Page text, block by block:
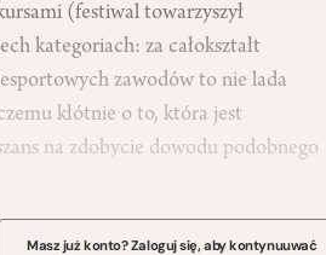
(festiwal towarzyszył
kategoriach: za całokształt
zawodów to nie lada
kłótnie o to, która jest
na zdobycie dowodu podobnego
Masz już konto? Zaloguj się, aby kontynuuwać